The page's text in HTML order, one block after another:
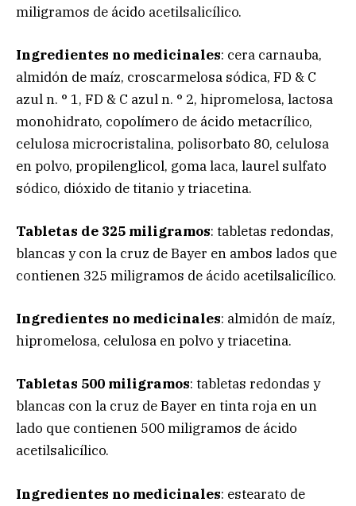
miligramos de ácido acetilsalicílico.
Ingredientes no medicinales: cera carnauba,
almidón de maíz, croscarmelosa sódica, FD & C
azul n. ° 1, FD & C azul n. ° 2, hipromelosa, lactosa
monohidrato, copolímero de ácido metacrílico,
celulosa microcristalina, polisorbato 80, celulosa
en polvo, propilenglicol, goma laca, laurel sulfato
sódico, dióxido de titanio y triacetina.
Tabletas de 325 miligramos: tabletas redondas,
blancas y con la cruz de Bayer en ambos lados que
contienen 325 miligramos de ácido acetilsalicílico.
Ingredientes no medicinales: almidón de maíz,
hipromelosa, celulosa en polvo y triacetina.
Tabletas 500 miligramos: tabletas redondas y
blancas con la cruz de Bayer en tinta roja en un
lado que contienen 500 miligramos de ácido
acetilsalicílico.
Ingredientes no medicinales: estearato de